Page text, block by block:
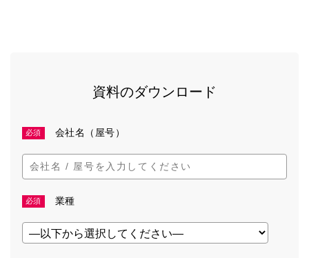
資料のダウンロード
必須 会社名（屋号）
必須 業種